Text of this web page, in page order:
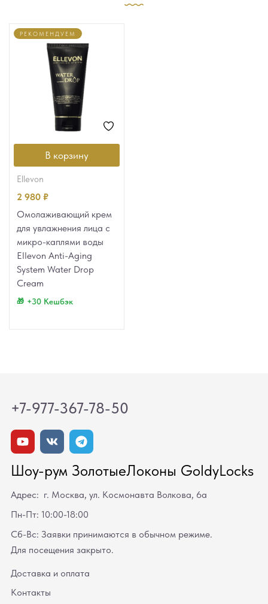
В корзину
РЕКОМЕНДУЕМ
ellevon
2 980 ₽
Омолаживающий крем
для увлажнения лица с
микро-каплями воды
Ellevon Anti-Aging
System Water Drop
Cream
+30 Кешбэк
+7-977-367-78-50
Шоу-рум ЗолотыеЛоконы GoldyLocks
Адрес: г. Москва, ул. Космонавта Волкова, 6а
Пн-Пт: 10:00-18:00
Сб-Вс: Заявки принимаются в обычном режиме.
Для посещения закрыто.
Доставка и оплата
Контакты